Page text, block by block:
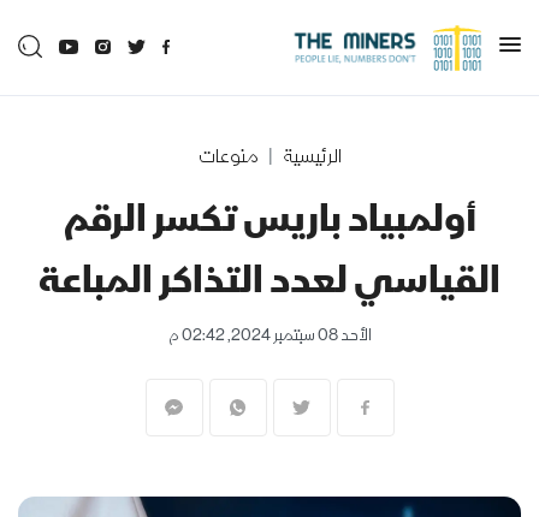
الرئيسية منوعات
أولمبياد باريس تكسر الرقم
القياسي لعدد التذاكر المباعة
الأحد 08 سبتمبر 2024, 02:42 م